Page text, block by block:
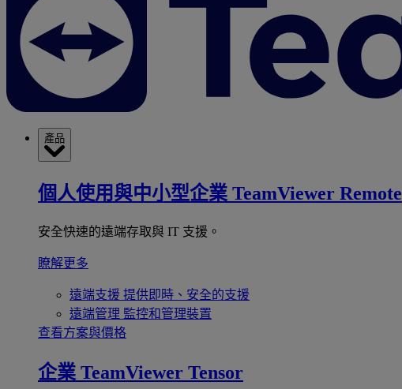
產品
個人使用與中小型企業 TeamViewer Remote
安全快速的遠端存取與 IT 支援。
瞭解更多
遠端支援 提供即時、安全的支援
遠端管理 監控和管理裝置
查看方案與價格
企業 TeamViewer Tensor